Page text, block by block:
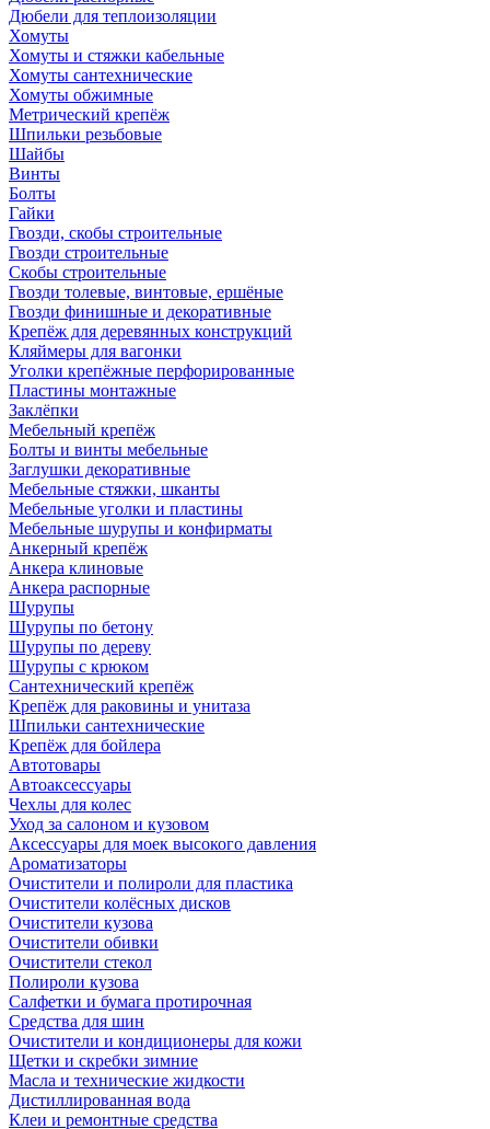
Дюбели для теплоизоляции
Хомуты
Хомуты и стяжки кабельные
Хомуты сантехнические
Хомуты обжимные
Метрический крепёж
Шпильки резьбовые
Шайбы
Винты
Болты
Гайки
Гвозди, скобы строительные
Гвозди строительные
Скобы строительные
Гвозди толевые, винтовые, ершёные
Гвозди финишные и декоративные
Крепёж для деревянных конструкций
Кляймеры для вагонки
Уголки крепёжные перфорированные
Пластины монтажные
Заклёпки
Мебельный крепёж
Болты и винты мебельные
Заглушки декоративные
Мебельные стяжки, шканты
Мебельные уголки и пластины
Мебельные шурупы и конфирматы
Анкерный крепёж
Анкера клиновые
Анкера распорные
Шурупы
Шурупы по бетону
Шурупы по дереву
Шурупы с крюком
Сантехнический крепёж
Крепёж для раковины и унитаза
Шпильки сантехнические
Крепёж для бойлера
Автотовары
Автоаксессуары
Чехлы для колес
Уход за салоном и кузовом
Аксессуары для моек высокого давления
Ароматизаторы
Очистители и полироли для пластика
Очистители колёсных дисков
Очистители кузова
Очистители обивки
Очистители стекол
Полироли кузова
Салфетки и бумага протирочная
Средства для шин
Очистители и кондиционеры для кожи
Щетки и скребки зимние
Масла и технические жидкости
Дистиллированная вода
Клеи и ремонтные средства